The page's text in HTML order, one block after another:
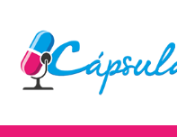
contenido